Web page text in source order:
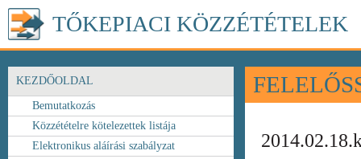
TŐKEPIACI KÖZZÉTÉTELEK
KEZDŐOLDAL
Bemutatkozás
Közzétételre kötelezettek listája
Elektronikus aláírási szabályzat